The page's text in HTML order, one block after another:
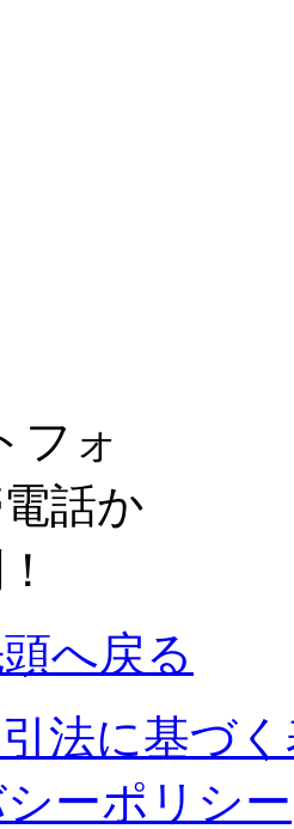
へ戻る
法に基づ
ーポリシー